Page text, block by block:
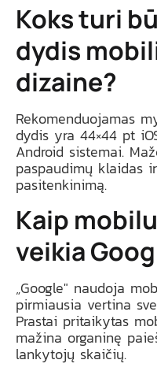
Koks turi
dydis
dizaine?
Rekomenduojamas
dydis yra 44×44 pt
Android sistemai.
paspaudimų klaidas
pasitenkinimą.
Kaip
veikia
„Google" naudoja
pirmiausia vertina
Prastai pritaikytas
mažina organinę
lankytojų skaičių.